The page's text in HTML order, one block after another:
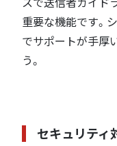
重要な機能です。
でサポートが手厚
う。
セキュリティ